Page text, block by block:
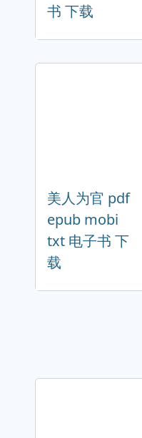
书 下载
美人为官 pdf
epub mobi
txt 电子书 下
载